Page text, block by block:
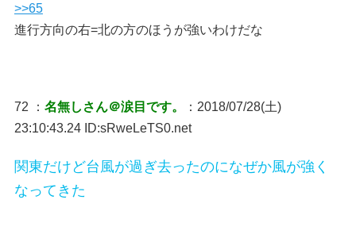
>>65
進行方向の右=北の方のほうが強いわけだな
72 ： 名無しさん＠涙目です。
：2018/07/28(土)
23:10:43.24 ID:sRweLeTS0.net
関東だけど台風が過ぎ去ったのになぜか風が強く
なってきた